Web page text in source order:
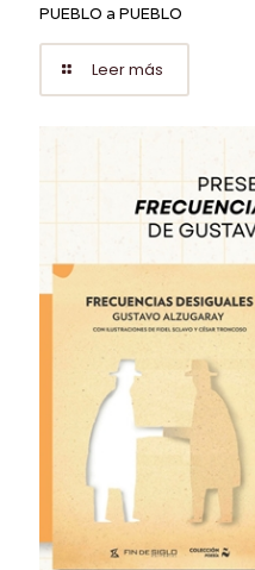
PUEBLO a PUEBLO
Leer más